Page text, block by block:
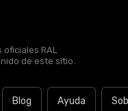
RAL
de este sitio.
Blog Ayuda